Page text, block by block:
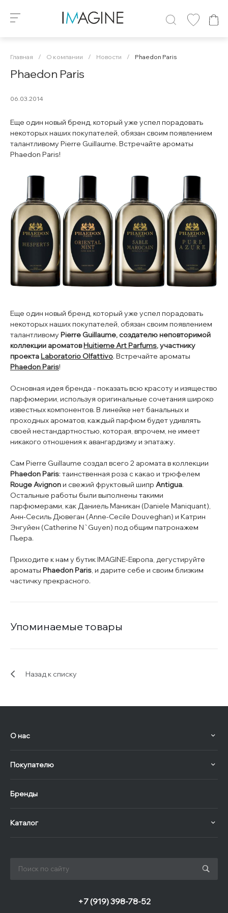
Главная / О компании / Новости / Phaedon Paris
Phaedon Paris
06.03.2014
Еще один новый бренд, который уже успел порадовать
некоторых наших покупателей, обязан своим появлением
талантливому Pierre Guillaume. Встречайте ароматы
Phaedon Paris!
Еще один новый бренд, который уже успел порадовать
некоторых наших покупателей, обязан своим появлением
талантливому Pierre Guillaume, создателю неповторимой
коллекции ароматовHuitieme Art Parfums, участнику
проектаLaboratorio Olfattivo. Встречайте ароматы
Phaedon Paris!
Основная идея бренда - показать всю красоту и изящество
парфюмерии, используя оригинальные сочетания широко
известных компонентов. В линейке нет банальных и
проходных ароматов, каждый парфюм будет удивлять
своей нестандартностью, которая, впрочем, не имеет
никакого отношения к авангардизму и эпатажу.
Сам Pierre Guillaume создал всего 2 аромата в коллекции
Phaedon Paris: таинственная роза с какао и трюфелем
Rouge Avignonи свежий фруктовый шипр Antigua.
Остальные работы были выполнены такими
парфюмерами, как Даниель Маникан (Daniele Maniquant),
Анн-Сесиль Дювеган (Anne-Cecile Douveghan) и Катрин
Энгуйен (Catherine N`Guyen) под общим патронажем
Пьера.
Приходите к нам у бутик IMAGINE-Европа, дегустируйте
ароматы Phaedon Paris, и дарите себе и своим близким
частичку прекрасного.
Упоминаемые товары
Назад к списку
О нас
Покупателю
Бренды
Каталог
+7 (919) 398-78-52